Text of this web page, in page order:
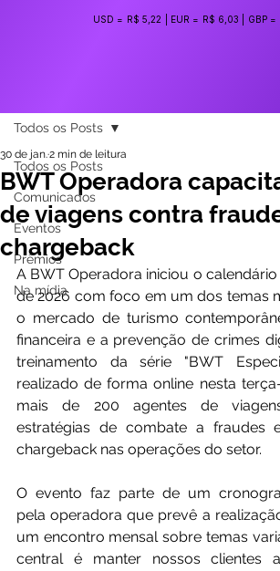
USD = R$ 5,22 EUR = R$ 6,03 GBP =
Todos os Posts
Comunicados
Eventos
Prêmios
Na mídia
Todos os Posts
BWT Operadora
de viagens contra
chargeback
30 de jan.2 min de leitura
A BWT Operadora iniciou o
de 2026 com foco em um dos temas
o mercado de turismo
financeira e a prevenção de crimes
treinamento da série "BWT
realizado de forma online nesta
mais de 200 agentes de
estratégias de combate a fraudes
chargeback nas operações do setor.
O evento faz parte de um
pela operadora que prevê a
um encontro mensal sobre temas
central é manter nossos clientes